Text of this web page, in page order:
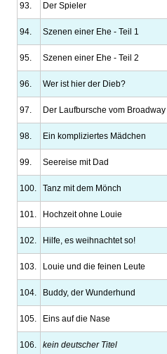
93. Der Spieler
94. Szenen einer Ehe - Teil 1
95. Szenen einer Ehe - Teil 2
96. Wer ist hier der Dieb?
97. Der Laufbursche vom Broadway
98. Ein kompliziertes Mädchen
99. Seereise mit Dad
100. Tanz mit dem Mönch
101. Hochzeit ohne Louie
102. Hilfe, es weihnachtet so!
103. Louie und die feinen Leute
104. Buddy, der Wunderhund
105. Eins auf die Nase
106. kein deutscher Titel